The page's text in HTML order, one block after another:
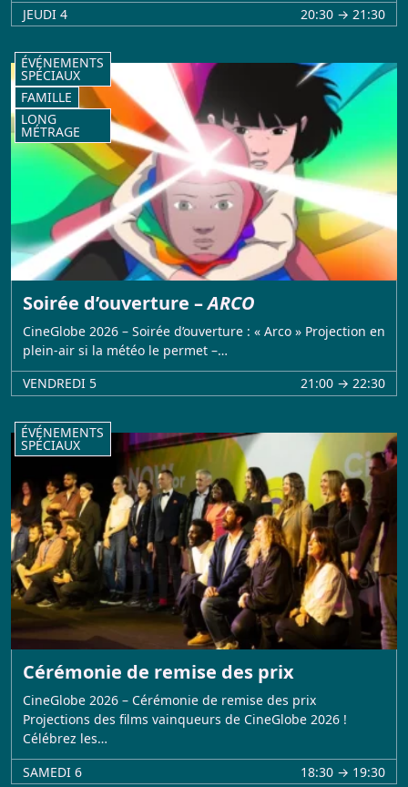
JEUDI 4
20:30 → 21:30
ÉVÉNEMENTS
SPÉCIAUX
FAMILLE
LONG
MÉTRAGE
Soirée d’ouverture –ARCO
CineGlobe 2026 – Soirée d’ouverture : « Arco » Projection en
plein-air si la météo le permet –…
VENDREDI 5
21:00 → 22:30
ÉVÉNEMENTS
SPÉCIAUX
Cérémonie de remise des prix
CineGlobe 2026 – Cérémonie de remise des prix
Projections des films vainqueurs de CineGlobe 2026 !
Célébrez les…
SAMEDI 6
18:30 → 19:30